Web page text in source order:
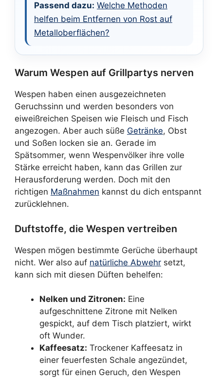
Passend dazu: Welche Methoden
helfen beim Entfernen von Rost auf
Metalloberflächen?
Warum Wespen auf Grillpartys nerven
Wespen haben einen ausgezeichneten
Geruchssinn und werden besonders von
eiweißreichen Speisen wie Fleisch und Fisch
angezogen. Aber auch süße Getränke, Obst
und Soßen locken sie an. Gerade im
Spätsommer, wenn Wespenvölker ihre volle
Stärke erreicht haben, kann das Grillen zur
Herausforderung werden. Doch mit den
richtigen Maßnahmen kannst du dich entspannt
zurücklehnen.
Duftstoffe, die Wespen vertreiben
Wespen mögen bestimmte Gerüche überhaupt
nicht. Wer also auf natürliche Abwehr setzt,
kann sich mit diesen Düften behelfen:
Nelken und Zitronen: Eine
aufgeschnittene Zitrone mit Nelken
gespickt, auf dem Tisch platziert, wirkt
oft Wunder.
Kaffeesatz: Trockener Kaffeesatz in
einer feuerfesten Schale angezündet,
sorgt für einen Geruch, den Wespen